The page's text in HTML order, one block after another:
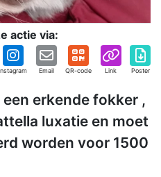
actie via:
Instagram Email QR-code Link Poster
erkende fokker ,
luxatie en moet
worden voor 1500